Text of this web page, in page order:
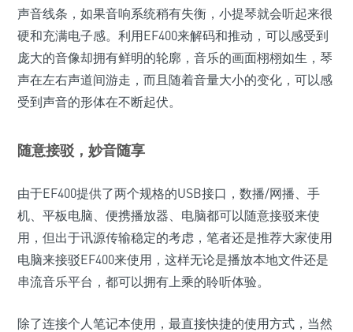
声音线条，如果音响系统稍有失衡，小提琴就会听起来很
硬和充满电子感。利用EF400来解码和推动，可以感受到
庞大的音像却拥有鲜明的轮廓，音乐的画面栩栩如生，琴
声在左右声道间游走，而且随着音量大小的变化，可以感
受到声音的形体在不断起伏。
随意接驳，妙音随享
由于EF400提供了两个规格的USB接口，数播/网播、手
机、平板电脑、便携播放器、电脑都可以随意接驳来使
用，但出于讯源传输稳定的考虑，笔者还是推荐大家使用
电脑来接驳EF400来使用，这样无论是播放本地文件还是
串流音乐平台，都可以拥有上乘的聆听体验。
除了连接个人笔记本使用，最直接快捷的使用方式，当然